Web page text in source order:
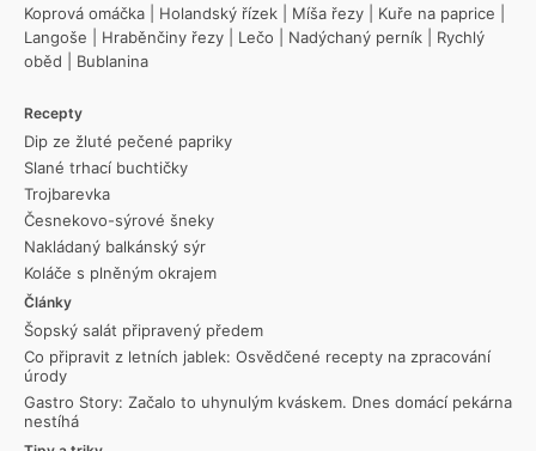
Koprová omáčka
Holandský řízek Míša řezy Kuře na paprice
Langoše
Hraběnčiny řezy Lečo Nadýchaný perník
Rychlý
oběd
Bublanina
Recepty
Dip ze žluté pečené papriky
Slané trhací buchtičky
Trojbarevka
Česnekovo-sýrové šneky
Nakládaný balkánský sýr
Koláče s plněným okrajem
Články
Šopský salát připravený předem
Co připravit z letních jablek: Osvědčené recepty na zpracování
úrody
Gastro Story: Začalo to uhynulým kváskem. Dnes domácí pekárna
nestíhá